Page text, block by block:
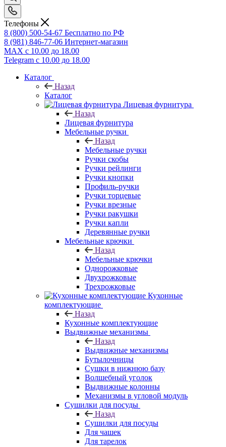
Телефоны
8 (800) 500-54-67 Бесплатно по РФ
8 (981) 846-77-06 Интернет-магазин
MAX с 10.00 до 18.00
Telegram с 10.00 до 18.00
Каталог
Назад
Каталог
Лицевая фурнитура
Назад
Лицевая фурнитура
Мебельные ручки
Назад
Мебельные ручки
Ручки скобы
Ручки рейлинги
Ручки кнопки
Профиль-ручки
Ручки торцевые
Ручки врезные
Ручки ракушки
Ручки капли
Деревянные ручки
Мебельные крючки
Назад
Мебельные крючки
Однорожковые
Двухрожковые
Трехрожковые
Кухонные
комплектующие
Назад
Кухонные комплектующие
Выдвижные механизмы
Назад
Выдвижные механизмы
Бутылочницы
Сушки в нижнюю базу
Волшебный уголок
Выдвижные колонны
Механизмы в угловой модуль
Сушилки для посуды
Назад
Сушилки для посуды
Для чашек
Для тарелок